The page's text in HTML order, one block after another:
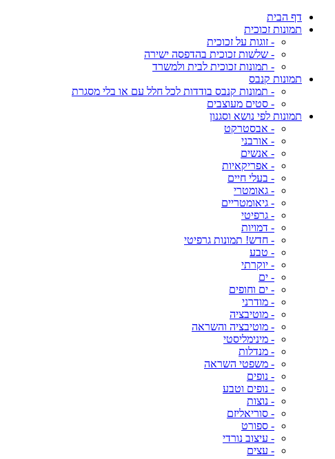
דף הבית
תמונות זכוכית
- זוגות על זכוכית
- שלשות זכוכית בהדפסה ישירה
- תמונות זכוכית לבית ולמשרד
תמונות קנבס
- תמונות קנבס בודדות לכל חלל עם או בלי מסגרת
- סטים מעוצבים
תמונות לפי נושא וסגנון
- אבסטרקט
- אורבני
- אנשים
- אפריקאיות
- בעלי חיים
- גאומטרי
- גיאומטריים
- גרפיטי
- דמויות
- חדש! תמונות גרפיטי
- טבע
- יוקרתי
- ים
- ים וחופים
- מודרני
- מוטיבציה
- מוטיבציה והשראה
- מינימליסטי
- מנדלות
- משפטי השראה
- נופים
- נופים וטבע
- נוצות
- סוריאליזם
- ספורט
- עיצוב נורדי
- עצים